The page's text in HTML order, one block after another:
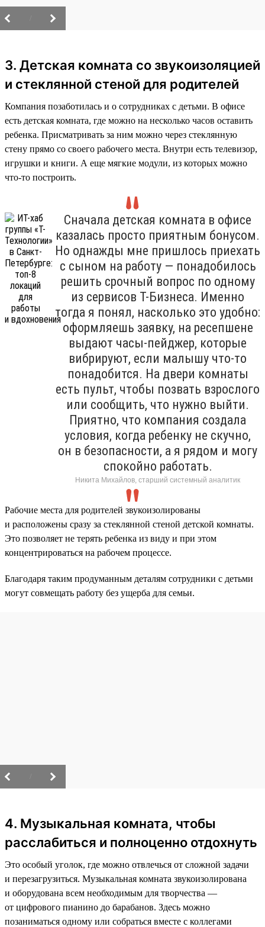
3. Детская комната со звукоизоляцией
и стеклянной стеной для родителей
Компания позаботилась и о сотрудниках с детьми. В офисе
есть детская комната, где можно на несколько часов оставить
ребенка. Присматривать за ним можно через стеклянную
стену прямо со своего рабочего места. Внутри есть телевизор,
игрушки и книги. А еще мягкие модули, из которых можно
что-то построить.
Сначала детская комната в офисе
казалась просто приятным бонусом.
Но однажды мне пришлось приехать
с сыном на работу — понадобилось
решить срочный вопрос по одному
из сервисов Т-Бизнеса. Именно
тогда я понял, насколько это удобно:
оформляешь заявку, на ресепшене
выдают часы-пейджер, которые
вибрируют, если малышу что-то
понадобится. На двери комнаты
есть пульт, чтобы позвать взрослого
или сообщить, что нужно выйти.
Приятно, что компания создала
условия, когда ребенку не скучно,
он в безопасности, а я рядом и могу
спокойно работать.
Никита Михайлов, старший системный аналитик
Рабочие места для родителей звукоизолированы
и расположены сразу за стеклянной стеной детской комнаты.
Это позволяет не терять ребенка из виду и при этом
концентрироваться на рабочем процессе.
Благодаря таким продуманным деталям сотрудники с детьми
могут совмещать работу без ущерба для семьи.
4. Музыкальная комната, чтобы
расслабиться и полноценно отдохнуть
Это особый уголок, где можно отвлечься от сложной задачи
и перезагрузиться. Музыкальная комната звукоизолирована
и оборудована всем необходимым для творчества —
от цифрового пианино до барабанов. Здесь можно
позаниматься одному или собраться вместе с коллегами